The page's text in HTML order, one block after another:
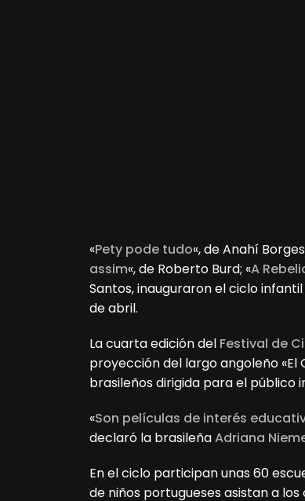
«Pety pode tudo«, de Anahí
assim«, de Roberto Burd; «A
Santos, inauguraron el ciclo
de abril.
La cuarta edición del Festival de
proyección del largo angoleño
brasileños dirigida para el público
«Son películas de interés
declaró la brasileñaAdriana
En el ciclo participan unas 60
de niños portugueses asistan a